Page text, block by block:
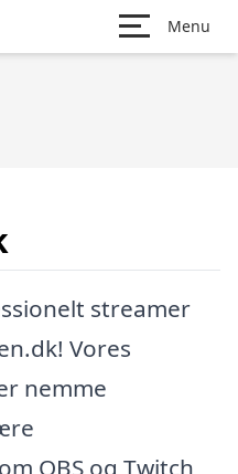
Menu
streamer
Vores
nemme
OBS og Twitch